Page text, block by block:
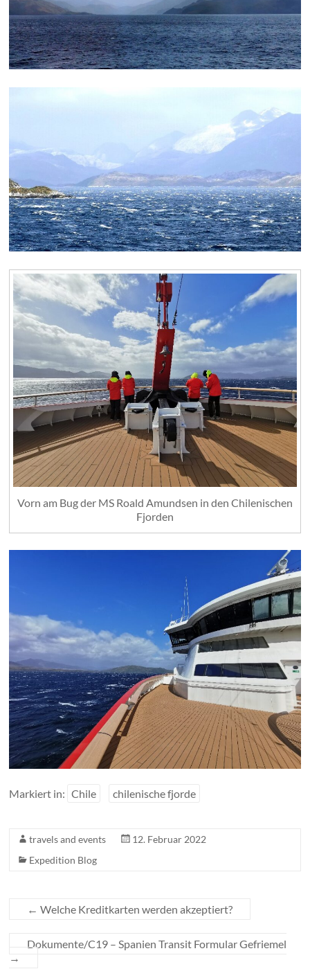
Vorn am Bug der MS Roald Amundsen in den Chilenischen
Fjorden
Markiert in: Chile chilenische fjorde
travels and events
12. Februar 2022
Expedition Blog
← Welche Kreditkarten werden akzeptiert?
Dokumente/C19 – Spanien Transit Formular Gefriemel
→